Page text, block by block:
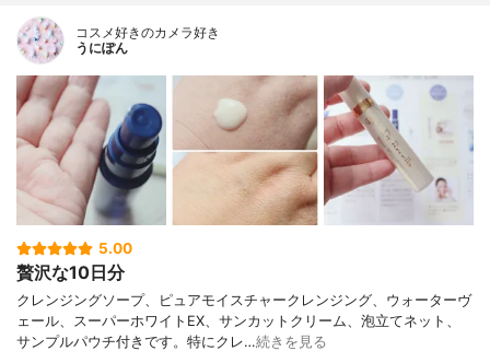
コスメ好きのカメラ好き
うにぽん
5.00
贅沢な10日分
クレンジングソープ、ピュアモイスチャークレンジング、ウォーターヴ
ェール、スーパーホワイトEX、サンカットクリーム、泡立てネット、
サンプルパウチ付きです。特にクレ…続きを見る